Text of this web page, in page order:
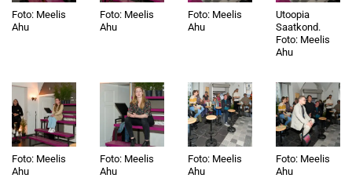
Foto: Meelis
Ahu
Foto: Meelis
Ahu
Foto: Meelis
Ahu
Utoopia
Saatkond.
Foto: Meelis
Ahu
Foto: Meelis
Ahu
Foto: Meelis
Ahu
Foto: Meelis
Ahu
Foto: Meelis
Ahu